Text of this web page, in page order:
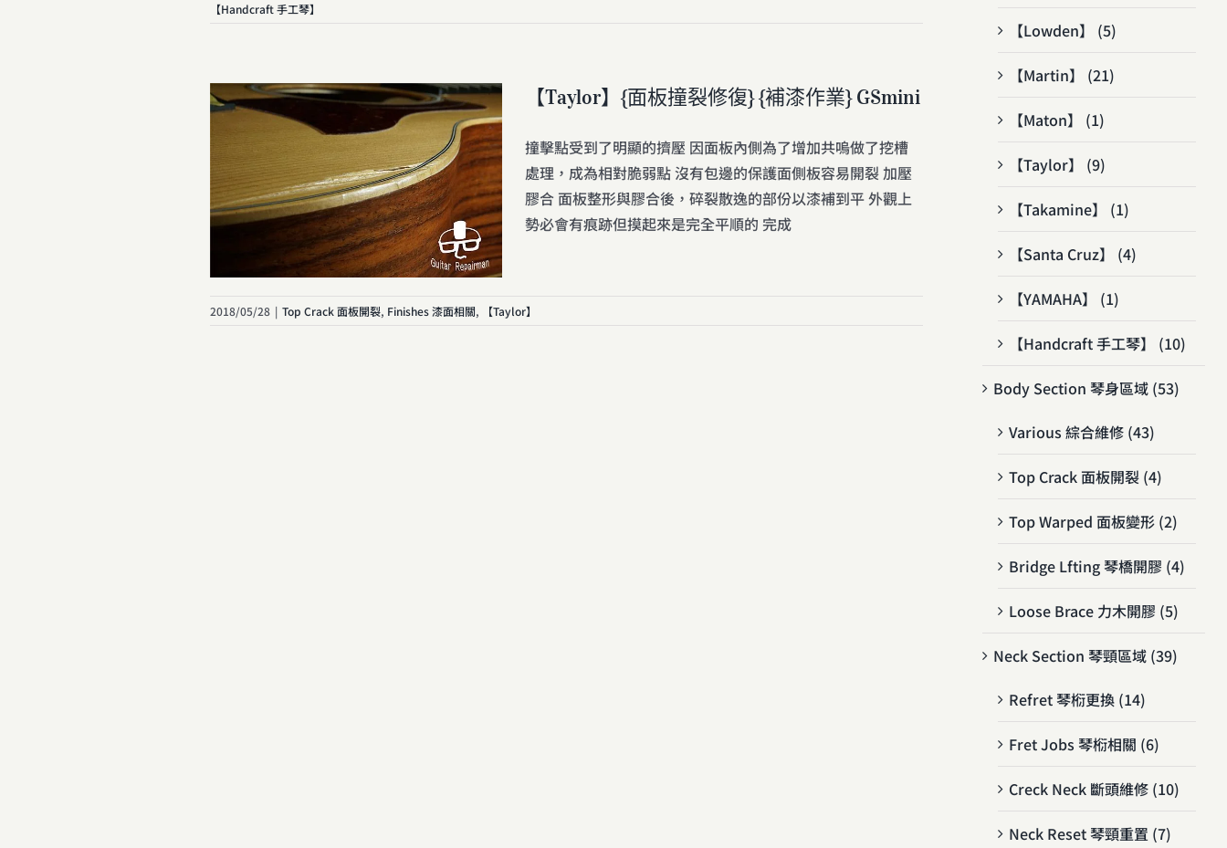
【Handcraft 手工琴】
【Taylor】{面板撞裂修復} {補漆作業} GSmini
撞擊點受到了明顯的擠壓 因面板內側為了增加共嗚做了挖槽
處理，成為相對脆弱點 沒有包邊的保護面側板容易開裂 加壓
膠合 面板整形與膠合後，碎裂散逸的部份以漆補到平 外觀上
勢必會有痕跡但摸起來是完全平順的 完成
2018/05/28 | Top Crack 面板開裂, Finishes 漆面相關, 【Taylor】
【Lowden】 (5)
【Martin】 (21)
【Maton】 (1)
【Taylor】 (9)
【Takamine】 (1)
【Santa Cruz】 (4)
【YAMAHA】 (1)
【Handcraft 手工琴】 (10)
Body Section 琴身區域 (53)
Various 綜合維修 (43)
Top Crack 面板開裂 (4)
Top Warped 面板變形 (2)
Bridge Lfting 琴橋開膠 (4)
Loose Brace 力木開膠 (5)
Neck Section 琴頸區域 (39)
Refret 琴椼更換 (14)
Fret Jobs 琴椼相關 (6)
Creck Neck 斷頭維修 (10)
Neck Reset 琴頸重置 (7)